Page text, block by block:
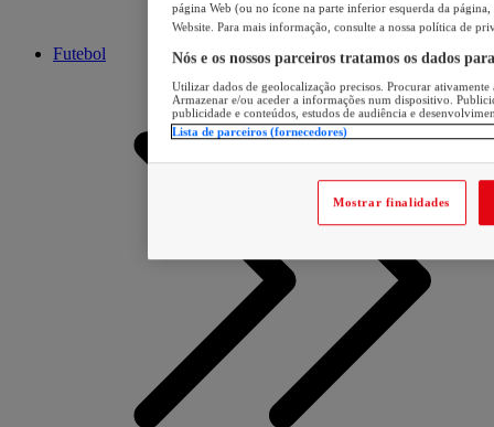
Futebol
página Web (ou no ícone na parte inferior esquerda da página,
Website. Para mais informação, consulte a nossa política de
Nós e os nossos parceiros tratamos os dados
Utilizar dados de geolocalização precisos. Procurar
Armazenar e/ou aceder a informações num dispositivo.
publicidade e conteúdos, estudos de audiência e
Lista de parceiros (fornecedores)
Mostrar finalidades